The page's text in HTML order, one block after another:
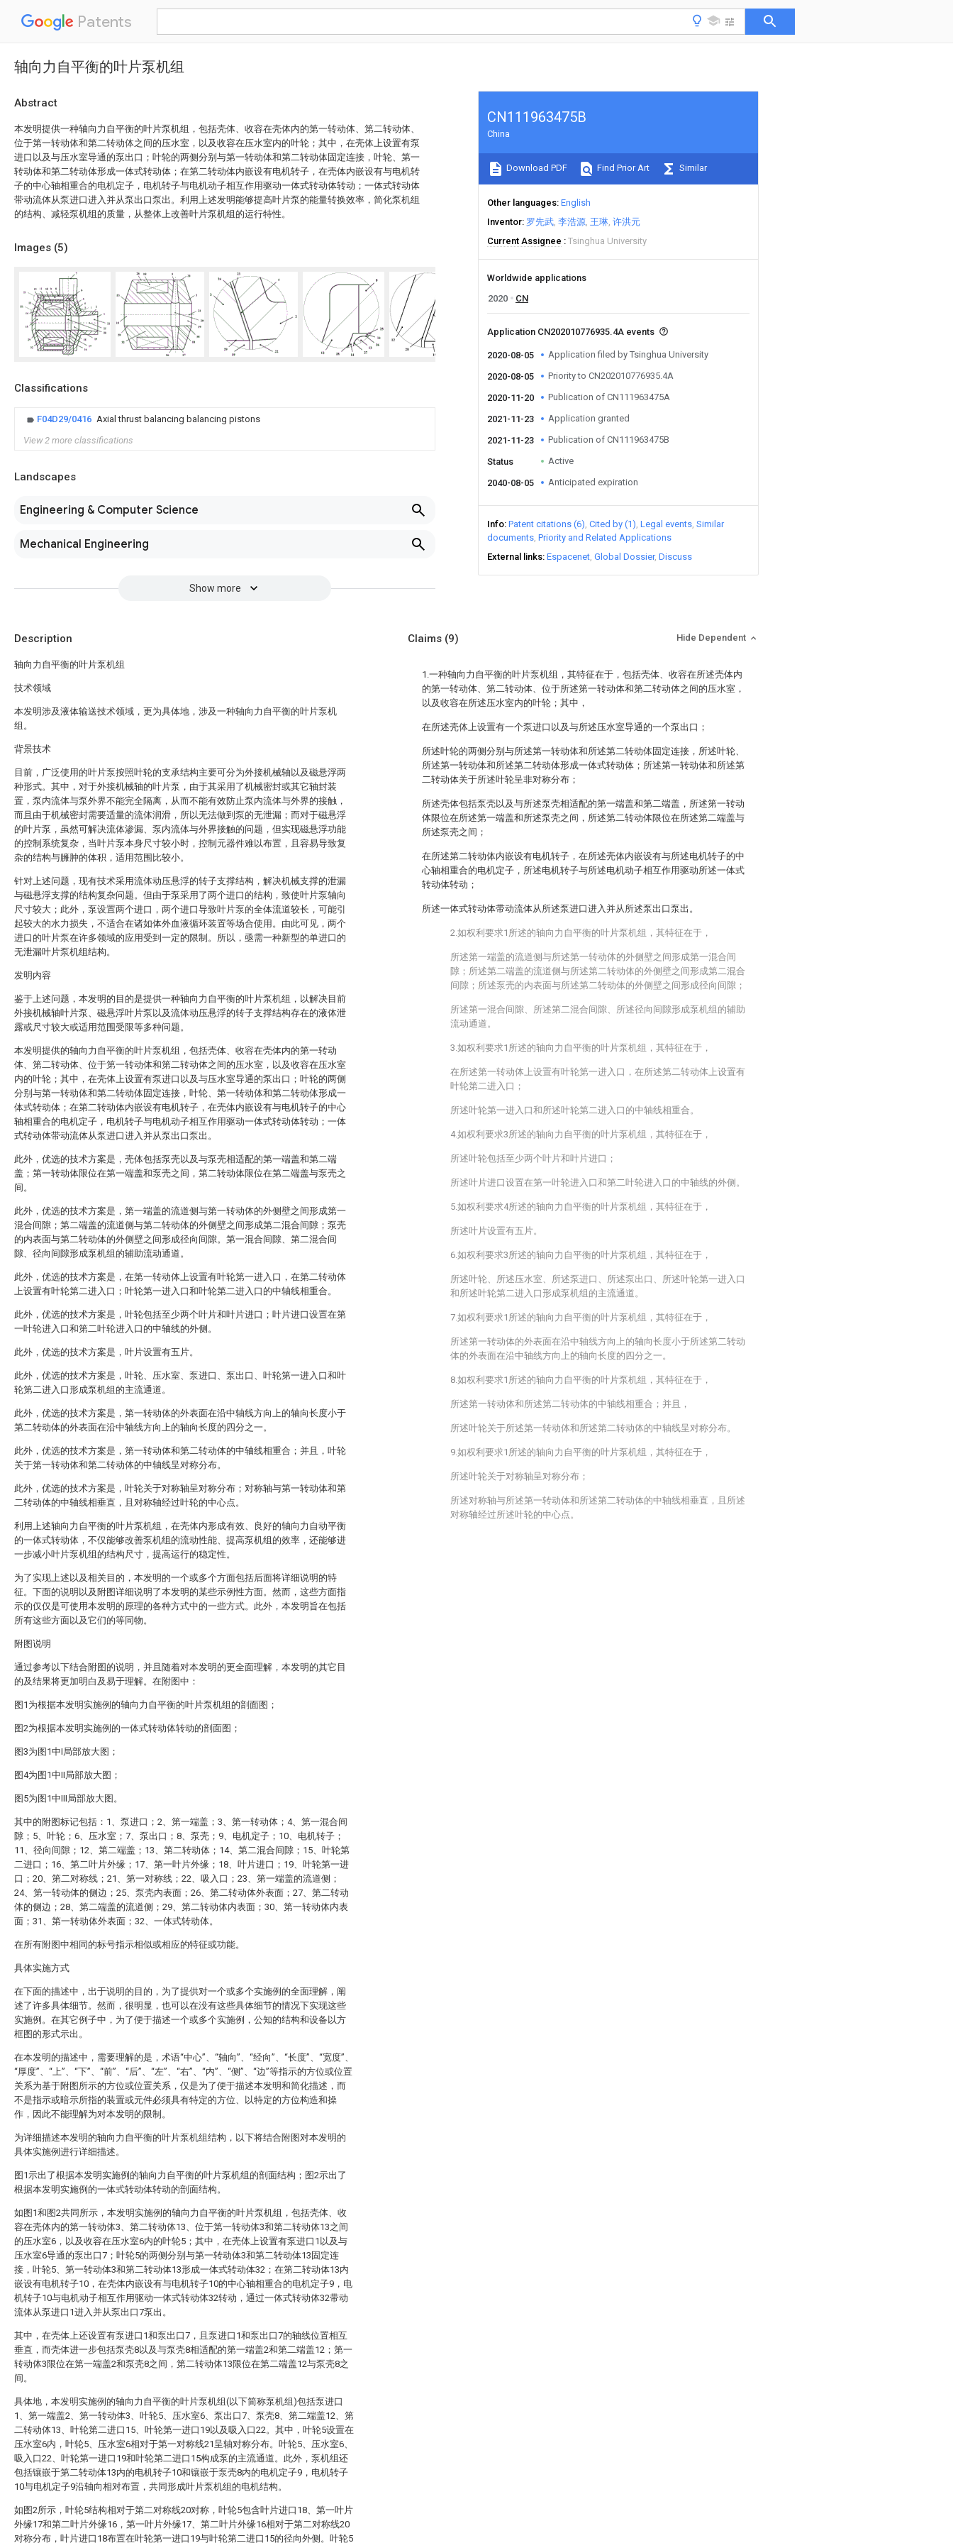
Patents
轴向力自平衡的叶片泵机组
Abstract
本发明提供一种轴向力自平衡的叶片泵机组，包括壳体、收容在壳体内的第一转动体、第二转动体、
位于第一转动体和第二转动体之间的压水室，以及收容在压水室内的叶轮；其中，在壳体上设置有泵
进口以及与压水室导通的泵出口；叶轮的两侧分别与第一转动体和第二转动体固定连接，叶轮、第一
转动体和第二转动体形成一体式转动体；在第二转动体内嵌设有电机转子，在壳体内嵌设有与电机转
子的中心轴相重合的电机定子，电机转子与电机动子相互作用驱动一体式转动体转动；一体式转动体
带动流体从泵进口进入并从泵出口泵出。利用上述发明能够提高叶片泵的能量转换效率，简化泵机组
的结构、减轻泵机组的质量，从整体上改善叶片泵机组的运行特性。
Images (5)
Classifications
F04D29/0416 Axial thrust balancing balancing pistons
View 2 more classifications
Landscapes
Engineering & Computer Science
Mechanical Engineering
Show more
CN111963475B
China
Download PDF Find Prior Art Similar
Other languages English
Inventor 罗先武 李浩源 王琳 许洪元
Current Assignee
Tsinghua University
Worldwide applications
2020
CN
Application CN202010776935.4A events
2020-08-05 Application filed by Tsinghua University
2020-08-05 Priority to CN202010776935.4A
2020-11-20 Publication of CN111963475A
2021-11-23 Application granted
2021-11-23 Publication of CN111963475B
Status Active
2040-08-05 Anticipated expiration
Info Patent citations (6) Cited by (1) Legal events Similar
documents Priority and Related Applications
External links Espacenet Global Dossier Discuss
Description
轴向力自平衡的叶片泵机组
技术领域
本发明涉及液体输送技术领域，更为具体地，涉及一种轴向力自平衡的叶片泵机
组。
背景技术
目前，广泛使用的叶片泵按照叶轮的支承结构主要可分为外接机械轴以及磁悬浮两
种形式。其中，对于外接机械轴的叶片泵，由于其采用了机械密封或其它轴封装
置，泵内流体与泵外界不能完全隔离，从而不能有效防止泵内流体与外界的接触，
而且由于机械密封需要适量的流体润滑，所以无法做到泵的无泄漏；而对于磁悬浮
的叶片泵，虽然可解决流体渗漏、泵内流体与外界接触的问题，但实现磁悬浮功能
的控制系统复杂，当叶片泵本身尺寸较小时，控制元器件难以布置，且容易导致复
杂的结构与臃肿的体积，适用范围比较小。
针对上述问题，现有技术采用流体动压悬浮的转子支撑结构，解决机械支撑的泄漏
与磁悬浮支撑的结构复杂问题。但由于泵采用了两个进口的结构，致使叶片泵轴向
尺寸较大；此外，泵设置两个进口，两个进口导致叶片泵的全体流道较长，可能引
起较大的水力损失，不适合在诸如体外血液循环装置等场合使用。由此可见，两个
进口的叶片泵在许多领域的应用受到一定的限制。所以，亟需一种新型的单进口的
无泄漏叶片泵机组结构。
发明内容
鉴于上述问题，本发明的目的是提供一种轴向力自平衡的叶片泵机组，以解决目前
外接机械轴叶片泵、磁悬浮叶片泵以及流体动压悬浮的转子支撑结构存在的液体泄
露或尺寸较大或适用范围受限等多种问题。
本发明提供的轴向力自平衡的叶片泵机组，包括壳体、收容在壳体内的第一转动
体、第二转动体、位于第一转动体和第二转动体之间的压水室，以及收容在压水室
内的叶轮；其中，在壳体上设置有泵进口以及与压水室导通的泵出口；叶轮的两侧
分别与第一转动体和第二转动体固定连接，叶轮、第一转动体和第二转动体形成一
体式转动体；在第二转动体内嵌设有电机转子，在壳体内嵌设有与电机转子的中心
轴相重合的电机定子，电机转子与电机动子相互作用驱动一体式转动体转动；一体
式转动体带动流体从泵进口进入并从泵出口泵出。
此外，优选的技术方案是，壳体包括泵壳以及与泵壳相适配的第一端盖和第二端
盖；第一转动体限位在第一端盖和泵壳之间，第二转动体限位在第二端盖与泵壳之
间。
此外，优选的技术方案是，第一端盖的流道侧与第一转动体的外侧壁之间形成第一
混合间隙；第二端盖的流道侧与第二转动体的外侧壁之间形成第二混合间隙；泵壳
的内表面与第二转动体的外侧壁之间形成径向间隙。第一混合间隙、第二混合间
隙、径向间隙形成泵机组的辅助流动通道。
此外，优选的技术方案是，在第一转动体上设置有叶轮第一进入口，在第二转动体
上设置有叶轮第二进入口；叶轮第一进入口和叶轮第二进入口的中轴线相重合。
此外，优选的技术方案是，叶轮包括至少两个叶片和叶片进口；叶片进口设置在第
一叶轮进入口和第二叶轮进入口的中轴线的外侧。
此外，优选的技术方案是，叶片设置有五片。
此外，优选的技术方案是，叶轮、压水室、泵进口、泵出口、叶轮第一进入口和叶
轮第二进入口形成泵机组的主流通道。
此外，优选的技术方案是，第一转动体的外表面在沿中轴线方向上的轴向长度小于
第二转动体的外表面在沿中轴线方向上的轴向长度的四分之一。
此外，优选的技术方案是，第一转动体和第二转动体的中轴线相重合；并且，叶轮
关于第一转动体和第二转动体的中轴线呈对称分布。
此外，优选的技术方案是，叶轮关于对称轴呈对称分布；对称轴与第一转动体和第
二转动体的中轴线相垂直，且对称轴经过叶轮的中心点。
利用上述轴向力自平衡的叶片泵机组，在壳体内形成有效、良好的轴向力自动平衡
的一体式转动体，不仅能够改善泵机组的流动性能、提高泵机组的效率，还能够进
一步减小叶片泵机组的结构尺寸，提高运行的稳定性。
为了实现上述以及相关目的，本发明的一个或多个方面包括后面将详细说明的特
征。下面的说明以及附图详细说明了本发明的某些示例性方面。然而，这些方面指
示的仅仅是可使用本发明的原理的各种方式中的一些方式。此外，本发明旨在包括
所有这些方面以及它们的等同物。
附图说明
通过参考以下结合附图的说明，并且随着对本发明的更全面理解，本发明的其它目
的及结果将更加明白及易于理解。在附图中：
图1为根据本发明实施例的轴向力自平衡的叶片泵机组的剖面图；
图2为根据本发明实施例的一体式转动体转动的剖面图；
图3为图1中I局部放大图；
图4为图1中II局部放大图；
图5为图1中III局部放大图。
其中的附图标记包括：1、泵进口；2、第一端盖；3、第一转动体；4、第一混合间
隙；5、叶轮；6、压水室；7、泵出口；8、泵壳；9、电机定子；10、电机转子；
11、径向间隙；12、第二端盖；13、第二转动体；14、第二混合间隙；15、叶轮第
二进口；16、第二叶片外缘；17、第一叶片外缘；18、叶片进口；19、叶轮第一进
口；20、第二对称线；21、第一对称线；22、吸入口；23、第一端盖的流道侧；
24、第一转动体的侧边；25、泵壳内表面；26、第二转动体外表面；27、第二转动
体的侧边；28、第二端盖的流道侧；29、第二转动体内表面；30、第一转动体内表
面；31、第一转动体外表面；32、一体式转动体。
在所有附图中相同的标号指示相似或相应的特征或功能。
具体实施方式
在下面的描述中，出于说明的目的，为了提供对一个或多个实施例的全面理解，阐
述了许多具体细节。然而，很明显，也可以在没有这些具体细节的情况下实现这些
实施例。在其它例子中，为了便于描述一个或多个实施例，公知的结构和设备以方
框图的形式示出。
在本发明的描述中，需要理解的是，术语“中心”、“轴向”、“经向”、“长度”、“宽度”、
“厚度”、“上”、“下”、“前”、“后”、“左”、“右”、“内”、“侧”、“边”等指示的方位或位置
关系为基于附图所示的方位或位置关系，仅是为了便于描述本发明和简化描述，而
不是指示或暗示所指的装置或元件必须具有特定的方位、以特定的方位构造和操
作，因此不能理解为对本发明的限制。
为详细描述本发明的轴向力自平衡的叶片泵机组结构，以下将结合附图对本发明的
具体实施例进行详细描述。
图1示出了根据本发明实施例的轴向力自平衡的叶片泵机组的剖面结构；图2示出了
根据本发明实施例的一体式转动体转动的剖面结构。
如图1和图2共同所示，本发明实施例的轴向力自平衡的叶片泵机组，包括壳体、收
容在壳体内的第一转动体3、第二转动体13、位于第一转动体3和第二转动体13之间
的压水室6，以及收容在压水室6内的叶轮5；其中，在壳体上设置有泵进口1以及与
压水室6导通的泵出口7；叶轮5的两侧分别与第一转动体3和第二转动体13固定连
接，叶轮5、第一转动体3和第二转动体13形成一体式转动体32；在第二转动体13内
嵌设有电机转子10，在壳体内嵌设有与电机转子10的中心轴相重合的电机定子9，电
机转子10与电机动子相互作用驱动一体式转动体32转动，通过一体式转动体32带动
流体从泵进口1进入并从泵出口7泵出。
其中，在壳体上还设置有泵进口1和泵出口7，且泵进口1和泵出口7的轴线位置相互
垂直，而壳体进一步包括泵壳8以及与泵壳8相适配的第一端盖2和第二端盖12；第一
转动体3限位在第一端盖2和泵壳8之间，第二转动体13限位在第二端盖12与泵壳8之
间。
具体地，本发明实施例的轴向力自平衡的叶片泵机组(以下简称泵机组)包括泵进口
1、第一端盖2、第一转动体3、叶轮5、压水室6、泵出口7、泵壳8、第二端盖12、第
二转动体13、叶轮第二进口15、叶轮第一进口19以及吸入口22。其中，叶轮5设置在
压水室6内，叶轮5、压水室6相对于第一对称线21呈轴对称分布。叶轮5、压水室6、
吸入口22、叶轮第一进口19和叶轮第二进口15构成泵的主流通道。此外，泵机组还
包括镶嵌于第二转动体13内的电机转子10和镶嵌于泵壳8内的电机定子9，电机转子
10与电机定子9沿轴向相对布置，共同形成叶片泵机组的电机结构。
如图2所示，叶轮5结构相对于第二对称线20对称，叶轮5包含叶片进口18、第一叶片
外缘17和第二叶片外缘16，第一叶片外缘17、第二叶片外缘16相对于第二对称线20
对称分布，叶片进口18布置在叶轮第一进口19与叶轮第二进口15的径向外侧。叶轮5
Claims (9) Hide Dependent
1.一种轴向力自平衡的叶片泵机组，其特征在于，包括壳体、收容在所述壳体内
的第一转动体、第二转动体、位于所述第一转动体和第二转动体之间的压水室，
以及收容在所述压水室内的叶轮；其中，
在所述壳体上设置有一个泵进口以及与所述压水室导通的一个泵出口；
所述叶轮的两侧分别与所述第一转动体和所述第二转动体固定连接，所述叶轮、
所述第一转动体和所述第二转动体形成一体式转动体；所述第一转动体和所述第
二转动体关于所述叶轮呈非对称分布；
所述壳体包括泵壳以及与所述泵壳相适配的第一端盖和第二端盖，所述第一转动
体限位在所述第一端盖和所述泵壳之间，所述第二转动体限位在所述第二端盖与
所述泵壳之间；
在所述第二转动体内嵌设有电机转子，在所述壳体内嵌设有与所述电机转子的中
心轴相重合的电机定子，所述电机转子与所述电机动子相互作用驱动所述一体式
转动体转动；
所述一体式转动体带动流体从所述泵进口进入并从所述泵出口泵出。
2.如权利要求1所述的轴向力自平衡的叶片泵机组，其特征在于，
所述第一端盖的流道侧与所述第一转动体的外侧壁之间形成第一混合间
隙；所述第二端盖的流道侧与所述第二转动体的外侧壁之间形成第二混合
间隙；所述泵壳的内表面与所述第二转动体的外侧壁之间形成径向间隙；
所述第一混合间隙、所述第二混合间隙、所述径向间隙形成泵机组的辅助
流动通道。
3.如权利要求1所述的轴向力自平衡的叶片泵机组，其特征在于，
在所述第一转动体上设置有叶轮第一进入口，在所述第二转动体上设置有
叶轮第二进入口；
所述叶轮第一进入口和所述叶轮第二进入口的中轴线相重合。
4.如权利要求3所述的轴向力自平衡的叶片泵机组，其特征在于，
所述叶轮包括至少两个叶片和叶片进口；
所述叶片进口设置在第一叶轮进入口和第二叶轮进入口的中轴线的外侧。
5.如权利要求4所述的轴向力自平衡的叶片泵机组，其特征在于，
所述叶片设置有五片。
6.如权利要求3所述的轴向力自平衡的叶片泵机组，其特征在于，
所述叶轮、所述压水室、所述泵进口、所述泵出口、所述叶轮第一进入口
和所述叶轮第二进入口形成泵机组的主流通道。
7.如权利要求1所述的轴向力自平衡的叶片泵机组，其特征在于，
所述第一转动体的外表面在沿中轴线方向上的轴向长度小于所述第二转动
体的外表面在沿中轴线方向上的轴向长度的四分之一。
8.如权利要求1所述的轴向力自平衡的叶片泵机组，其特征在于，
所述第一转动体和所述第二转动体的中轴线相重合；并且，
所述叶轮关于所述第一转动体和所述第二转动体的中轴线呈对称分布。
9.如权利要求1所述的轴向力自平衡的叶片泵机组，其特征在于，
所述叶轮关于对称轴呈对称分布；
所述对称轴与所述第一转动体和所述第二转动体的中轴线相垂直，且所述
对称轴经过所述叶轮的中心点。